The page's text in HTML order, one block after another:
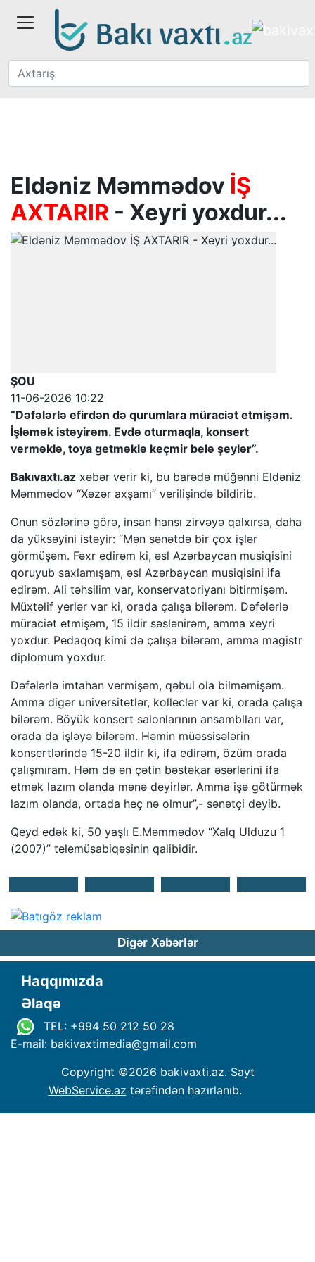
Eldəniz Məmmədov İŞ
AXTARIR - Xeyri yoxdur...
ŞOU
11-06-2026 10:22
“Dəfələrlə efirdən də qurumlara müraciət etmişəm.
İşləmək istəyirəm. Evdə oturmaqla, konsert
verməklə, toya getməklə keçmir belə şeylər”.
Bakıvaxtı.az xəbər verir ki, bu barədə müğənni Eldəniz
Məmmədov “Xəzər axşamı” verilişində bildirib.
Onun sözlərinə görə, insan hansı zirvəyə qalxırsa, daha
da yüksəyini istəyir: “Mən sənətdə bir çox işlər
görmüşəm. Fəxr edirəm ki, əsl Azərbaycan musiqisini
qoruyub saxlamışam, əsl Azərbaycan musiqisini ifa
edirəm. Ali təhsilim var, konservatoriyanı bitirmişəm.
Müxtəlif yerlər var ki, orada çalışa bilərəm. Dəfələrlə
müraciət etmişəm, 15 ildir səslənirəm, amma xeyri
yoxdur. Pedaqoq kimi də çalışa bilərəm, amma magistr
diplomum yoxdur.
Dəfələrlə imtahan vermişəm, qəbul ola bilməmişəm.
Amma digər universitetlər, kolleclər var ki, orada çalışa
bilərəm. Böyük konsert salonlarının ansamblları var,
orada da işləyə bilərəm. Həmin müəssisələrin
konsertlərində 15-20 ildir ki, ifa edirəm, özüm orada
çalışmıram. Həm də ən çətin bəstəkar əsərlərini ifa
etmək lazım olanda mənə deyirlər. Amma işə götürmək
lazım olanda, ortada heç nə olmur”,- sənətçi deyib.
Qeyd edək ki, 50 yaşlı E.Məmmədov “Xalq Ulduzu 1
(2007)” telemüsabiqəsinin qalibidir.
Digər Xəbərlər
Haqqımızda
Əlaqə
TEL: +994 50 212 50 28
E-mail: bakivaxtimedia@gmail.com
Copyright ©2026 bakivaxti.az. Sayt
WebService.az tərəfindən hazırlanıb.